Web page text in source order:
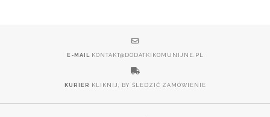
E-MAIL KONTAKT@DODATKIKOMUNIJNE.PL
KURIER KLIKNIJ, BY ŚLEDZIĆ ZAMÓWIENIE